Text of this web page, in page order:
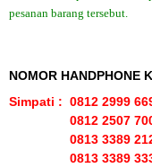
pesanan barang tersebut.
NOMOR HANDPHONE
Simpati : 0812 2999
0812 2507
0813 3389
0813 3389